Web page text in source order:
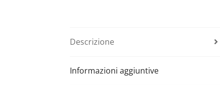
Descrizione
Informazioni aggiuntive